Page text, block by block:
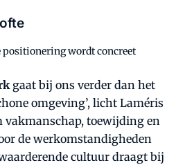
positionering wordt concreet
gaat bij ons verder dan het
omgeving’, licht Laméris
vakmanschap, toewijding en
de werkomstandigheden
cultuur draagt bij